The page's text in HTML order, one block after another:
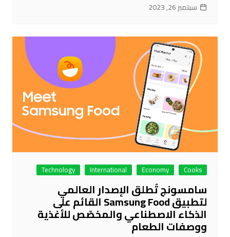
سبتمبر 26, 2023
Cooks
Economy
International
Technology
سامسونج تُطلق الإصدار العالمي
لتطبيق Samsung Food القائم على
الذكاء الاصطناعي والمخصّص للأغذية
ووصفات الطعام